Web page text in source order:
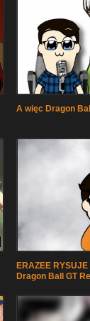
A więc Dragon
ERAZEE
Dragon Ball GT